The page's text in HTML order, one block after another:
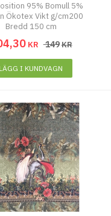
95% Bomull 5%
Ökotex Vikt g/cm200
Bredd 150 cm
,30 KR 149KR
LÄGG I KUNDVAGN